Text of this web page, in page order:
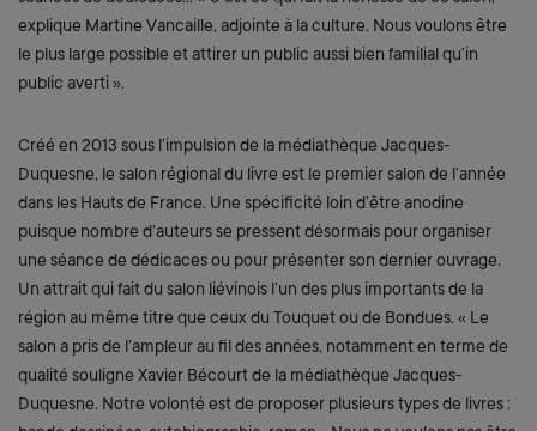
explique Martine Vancaille, adjointe à la culture. Nous voulons être
le plus large possible et attirer un public aussi bien familial qu’in
public averti ».
Créé en 2013 sous l’impulsion de la médiathèque Jacques-
Duquesne, le salon régional du livre est le premier salon de l’année
dans les Hauts de France. Une spécificité loin d’être anodine
puisque nombre d’auteurs se pressent désormais pour organiser
une séance de dédicaces ou pour présenter son dernier ouvrage.
Un attrait qui fait du salon liévinois l’un des plus importants de la
région au même titre que ceux du Touquet ou de Bondues. « Le
salon a pris de l’ampleur au fil des années, notamment en terme de
qualité souligne Xavier Bécourt de la médiathèque Jacques-
Duquesne. Notre volonté est de proposer plusieurs types de livres :